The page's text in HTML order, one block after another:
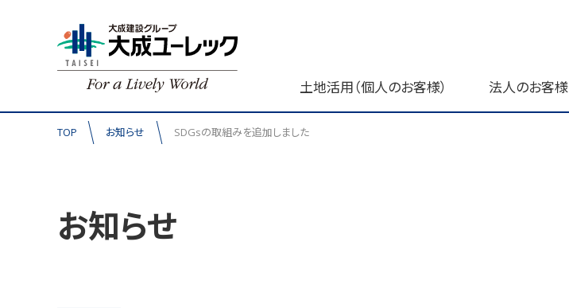
土地活用（個人のお客様） 法人のお客様
TOP お知らせ SDGsの取組みを追加しました
お知らせ